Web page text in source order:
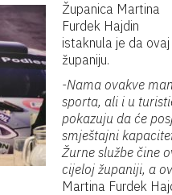
Županica Martina
Furdek Hajdin
istaknula je da
županiju.
-Nama ovakve
sporta, ali i u
pokazuju da će
smještajni
Žurne službe čine
cijeloj županiji, a
Martina Furdek